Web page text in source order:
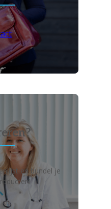
en bundel je